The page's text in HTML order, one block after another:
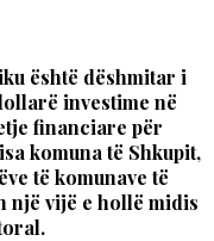
është dëshmitar i
investime në
financiare për
komuna të Shkupit,
të komunave të
një vijë e hollë midis